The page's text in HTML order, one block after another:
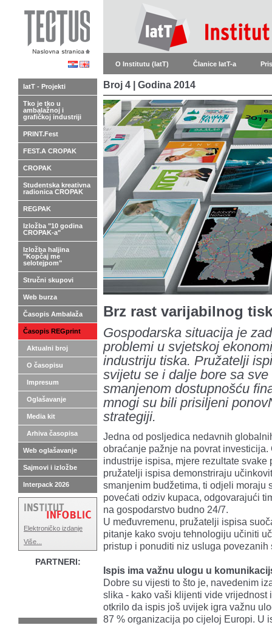
O Institutu (IatT) Članice IatT-a
Broj 4 | Godina 2014
Brz rast varijabilnog
Gospodarska situacija je
problemi u svjetskoj
industriju tiska. Pružatelji
svijetu se i dalje bore sa
smanjenom dostupnošću
mnogi su bili prisiljeni
strategiji.
Jedna od posljedica nedavnih
obraćanje pažnje na povrat
industrije ispisa, mjere rezultate
pružatelji ispisa demonstriraju
smanjenim budžetima, ti odjeli moraju
povećati odziv kupaca, odgovarajući
na gospodarstvo budno 24/7.
U međuvremenu, pružatelji ispisa
pitanje kako svoju tehnologiju učiniti
pristup i ponuditi niz usluga
Ispis ima važnu ulogu u
Dobre su vijesti to što je, navedenim
slika - kako vaši klijenti vide vrijednost
otkrilo da ispis još uvijek igra važnu
87 % organizacija po cijeloj Europi. U
IatT - Projekti
Tko je tko u
ambalažnoj i
grafičkoj industriji
PRINT.Fest
FEST.A CROPAK
CROPAK
Studentska kreativna
radionica CROPAK
REGPAK
Izložba "10 godina
CROPAK-a"
Izložba haljina
"Kopčaj me
selotejpom"
Stručni skupovi
Web burza
Časopis Ambalaža
Časopis REGprint
Aktualni broj
O časopisu
Impresum
Oglašavanje
Media kit
Arhiva časopisa
Web oglašavanje
Sajmovi i izložbe
Interpack 2026
Elektroničko izdanje
Više...
PARTNERI: